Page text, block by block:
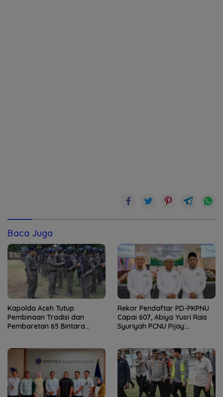
Baca Juga
Kapolda Aceh Tutup
Pembinaan Tradisi dan
Pembaretan 65 Bintara
Rekor Pendaftar PD-PKPNU
Capai 607, Abiya Yusri Rais
Syuriyah PCNU Pijay: